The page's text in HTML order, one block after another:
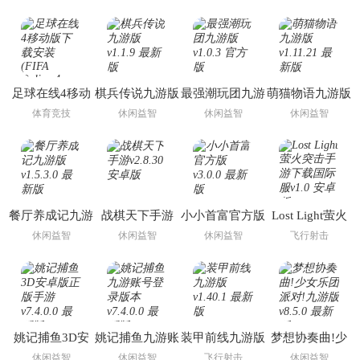
足球在线4移动
版下载安装
M)
体育竞技
棋兵传说九游版
休闲益智
最强潮玩团九游
版
休闲益智
萌猫物语九游版
休闲益智
餐厅养成记九游
版
休闲益智
战棋天下手游
休闲益智
小小首富官方版
休闲益智
Lost Light萤火
突击手游下载国
飞行射击
姚记捕鱼3D安
卓版正版手游
休闲益智
姚记捕鱼九游账
号登录版本
休闲益智
装甲前线九游版
飞行射击
梦想协奏曲!少
女乐团派对!九
休闲益智